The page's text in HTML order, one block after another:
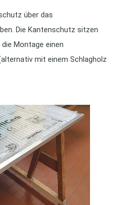
über das
Die Kantenschutz sitzen
Montage einen
mit einem Schlagholz